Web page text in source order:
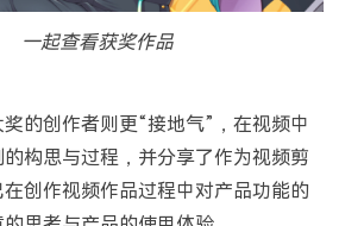
一起查看获奖作品
的创作者则更“接地气”，在视频中
构思与过程，并分享了作为视频剪
创作视频作品过程中对产品功能的